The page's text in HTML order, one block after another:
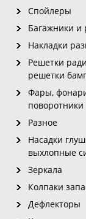
Спойлеры
Багажники и
Накладки
Решетки
решетки
Фары,
поворотники
Разное
Насадки
выхлопные
Зеркала
Колпаки
Дефлекторы